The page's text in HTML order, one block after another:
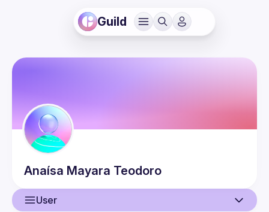
Guild
Anaísa Mayara Teodoro
User